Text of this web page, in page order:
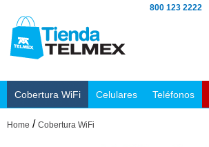
800 123 2222
Cobertura WiFi Celulares Teléfonos
Home / Cobertura WiFi